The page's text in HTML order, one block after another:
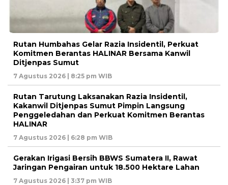
Rutan Humbahas Gelar Razia Insidentil, Perkuat
Komitmen Berantas HALINAR Bersama Kanwil
Ditjenpas Sumut
7 Agustus 2026 | 8:25 pm WIB
Rutan Tarutung Laksanakan Razia Insidentil,
Kakanwil Ditjenpas Sumut Pimpin Langsung
Penggeledahan dan Perkuat Komitmen Berantas
HALINAR
7 Agustus 2026 | 6:28 pm WIB
Gerakan Irigasi Bersih BBWS Sumatera II, Rawat
Jaringan Pengairan untuk 18.500 Hektare Lahan
7 Agustus 2026 | 3:37 pm WIB